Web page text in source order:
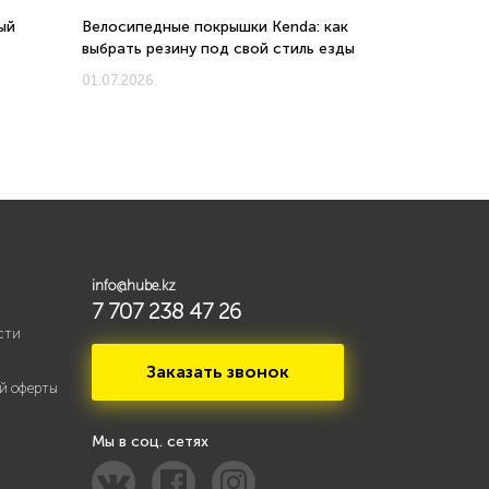
Велосипедные покрышки Kenda: как
выбрать резину под свой стиль езды
01.07.2026
оферты
info@hube.kz
7 707 238 47 26
Заказать звонок
Мы в соц. сетях